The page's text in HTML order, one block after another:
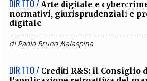
DIRITTO / Arte digitale e
normativi, giurisprudenziali e
digitale
diPaolo Bruno Malaspina
DIRITTO / Crediti R&S: il Consiglio